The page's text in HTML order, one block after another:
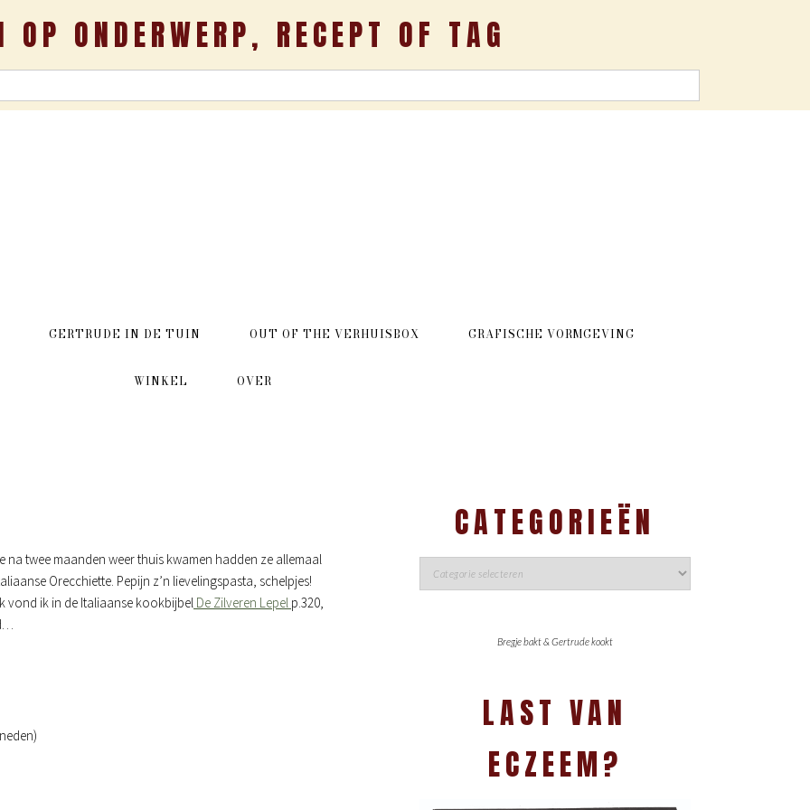
OP ONDERWERP, RECEPT OF TAG
GERTRUDE IN DE TUIN OUT OF THE VERHUISBOX GRAFISCHE VORMGEVING
WINKEL OVER
twee maanden weer thuis kwamen hadden ze allemaal
Orecchiette. Pepijn z’n lievelingspasta, schelpjes!
vond ik in de Italiaanse kookbijbel De Zilveren Lepel p.320,
CATEGORIEËN
Bregje bakt & Gertrude kookt
LAST VAN
ECZEEM?